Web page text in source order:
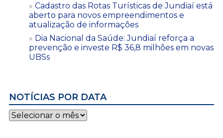
Cadastro das Rotas Turísticas de Jundiaí está
aberto para novos empreendimentos e
atualização de informações
Dia Nacional da Saúde: Jundiaí reforça a
prevenção e investe R$ 36,8 milhões em novas
UBSs
NOTÍCIAS POR DATA
Notícias
por